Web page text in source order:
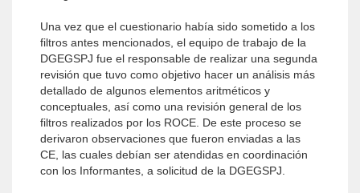
Una vez que el cuestionario había sido sometido a los
filtros antes mencionados, el equipo de trabajo de la
DGEGSPJ fue el responsable de realizar una segunda
revisión que tuvo como objetivo hacer un análisis más
detallado de algunos elementos aritméticos y
conceptuales, así como una revisión general de los
filtros realizados por los ROCE. De este proceso se
derivaron observaciones que fueron enviadas a las
CE, las cuales debían ser atendidas en coordinación
con los Informantes, a solicitud de la DGEGSPJ.